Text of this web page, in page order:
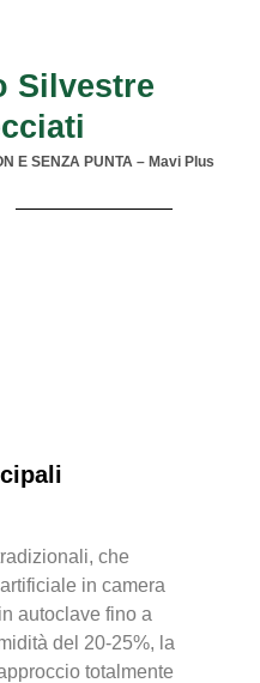
Silvestre
E SENZA PUNTA – Mavi Plus
che
in camera
autoclave fino a
del 20-25%, la
totalmente